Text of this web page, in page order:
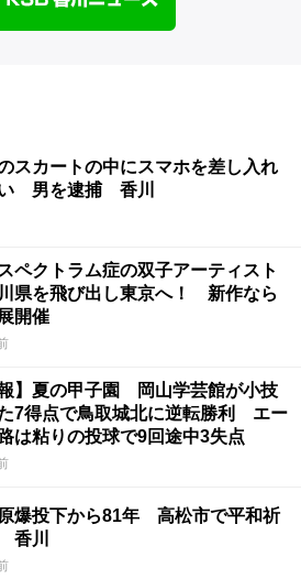
スカートの中にスマホを差し入れ
男を逮捕 香川
ペクトラム症の双子アーティスト
県を飛び出し東京へ！ 新作なら
開催
報】夏の甲子園 岡山学芸館が小技
7得点で鳥取城北に逆転勝利 エー
は粘りの投球で9回途中3失点
爆投下から81年 高松市で平和祈
川